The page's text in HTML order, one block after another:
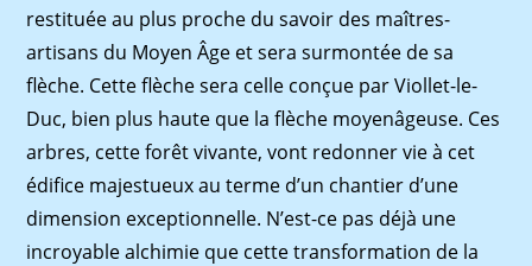
restituée au plus proche du savoir des maîtres-
artisans du Moyen Âge et sera surmontée de sa
flèche. Cette flèche sera celle conçue par Viollet-le-
Duc, bien plus haute que la flèche moyenâgeuse. Ces
arbres, cette forêt vivante, vont redonner vie à cet
édifice majestueux au terme d’un chantier d’une
dimension exceptionnelle. N’est-ce pas déjà une
incroyable alchimie que cette transformation de la